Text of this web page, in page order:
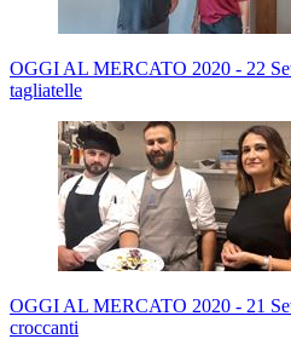
OGGI AL MERCATO 2020 - 22
tagliatelle
OGGI AL MERCATO 2020 - 21
croccanti